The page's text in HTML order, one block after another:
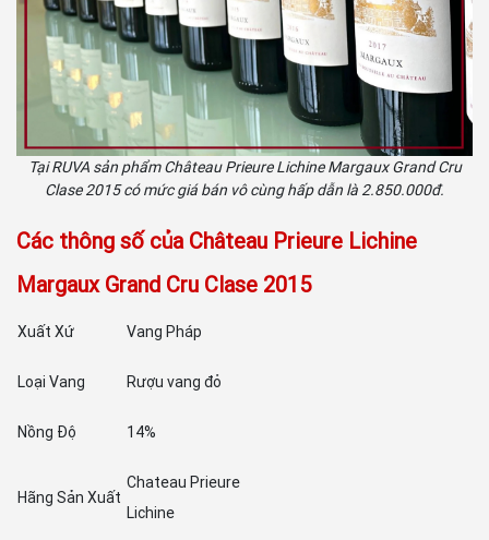
Tại RUVA sản phẩm Château Prieure Lichine Margaux Grand Cru
Clase 2015 có mức giá bán vô cùng hấp dẫn là 2.850.000đ.
Các thông số của Château Prieure Lichine
Margaux Grand Cru Clase 2015
Xuất Xứ Vang Pháp
Loại Vang Rượu vang đỏ
Nồng Độ 14%
Hãng Sản Xuất
Chateau Prieure
Lichine